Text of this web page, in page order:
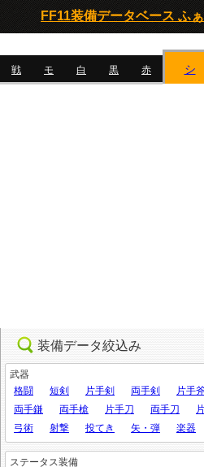
FF11装備データベース ふ
戦 モ 白 黒 赤 シ
装備データ絞込み
武器
格闘
短剣 片手剣 両手剣 片手
両手鎌
両手槍 片手刀 両手刀
弓術
射撃 投てき 矢・弾 楽器
ステータス装備